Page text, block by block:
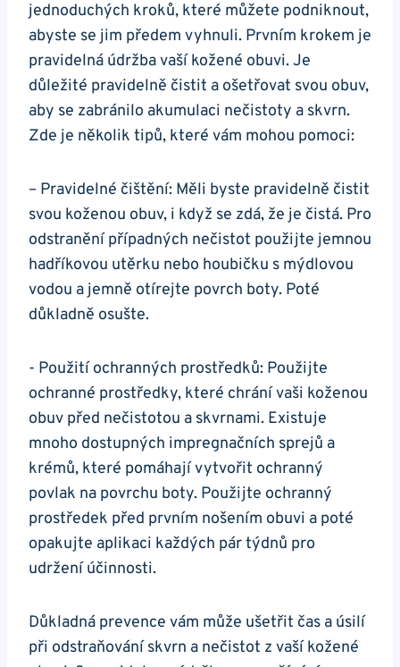
jednoduchých kroků, které můžete podniknout,
abyste se jim předem vyhnuli. Prvním krokem je
pravidelná údržba vaší kožené obuvi. Je‌
důležité pravidelně čistit ‌a ošetřovat svou obuv,
aby se zabránilo akumulaci nečistoty a skvrn.
Zde je několik tipů, které vám mohou pomoci:
– Pravidelné čištění: Měli byste pravidelně čistit
svou koženou obuv, i když se‍ zdá,⁣ že je ​čistá. Pro
odstranění případných nečistot použijte jemnou
hadříkovou utěrku nebo houbičku s​ mýdlovou
vodou a jemně otírejte povrch boty. Poté
důkladně osušte.
-⁢ Použití ochranných prostředků: Použijte
ochranné prostředky, které chrání vaši ‌koženou‌
obuv před nečistotou a skvrnami. Existuje
mnoho⁢ dostupných impregnačních sprejů ⁤a
krémů, které pomáhají vytvořit ochranný
povlak na povrchu boty. Použijte ochranný
‌prostředek před prvním nošením obuvi a poté
opakujte aplikaci každých pár týdnů pro
‍udržení účinnosti.
Důkladná prevence vám může ušetřit čas a úsilí
při odstraňování skvrn a ​nečistot z vaší‌ kožené